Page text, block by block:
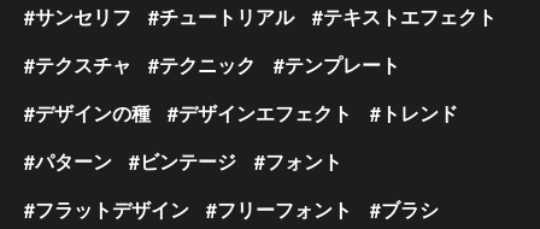
サンセリフ
チュートリアル
テキストエフェクト
テクスチャ
テクニック
テンプレート
デザインの種
デザインエフェクト
トレンド
パターン
ビンテージ
フォント
フラットデザイン
フリーフォント
ブラシ